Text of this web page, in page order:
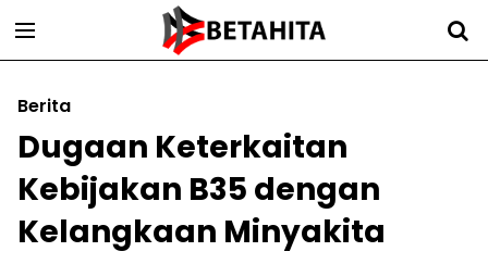
Berita
Dugaan Keterkaitan
Kebijakan B35 dengan
Kelangkaan Minyakita